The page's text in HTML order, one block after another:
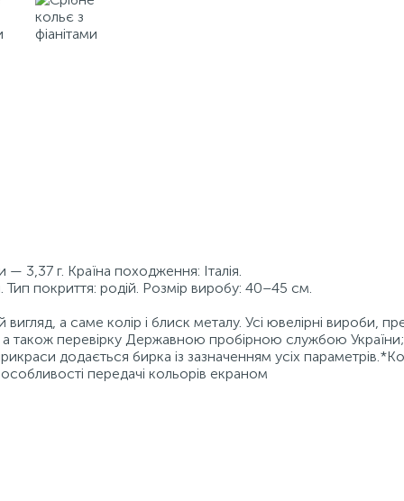
3,37 г. Країна походження: Італія.
Тип покриття: родій. Розмір виробу: 40–45 см.
а саме колір і блиск металу. Усі ювелірні вироби,
а також перевірку Державною пробірною службою України;
додається бирка із зазначенням усіх
передачі кольорів екраном